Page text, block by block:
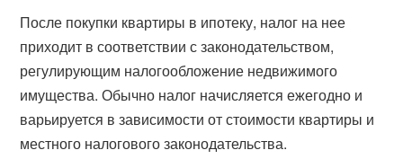
После покупки квартиры в ипотеку, налог на нее
приходит в соответствии с законодательством,
регулирующим налогообложение недвижимого
имущества. Обычно налог начисляется ежегодно и
варьируется в зависимости от стоимости квартиры и
местного налогового законодательства.